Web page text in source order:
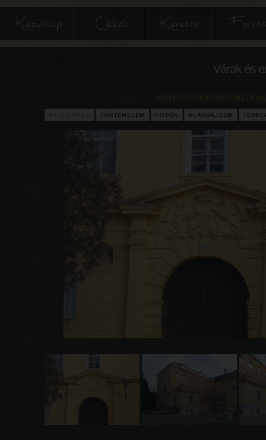
Kezdőlap Cikkek Keresés
Várak és
Horvátország
TÖRTÉNELEM FOTÓK ALAPRAJZOK